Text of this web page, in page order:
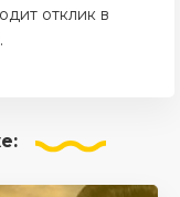
отклик в